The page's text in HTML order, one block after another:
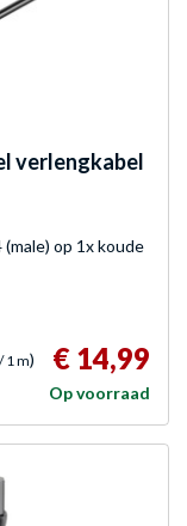
verlengkabel
op 1x koude
/ 1 m) € 14,99
Op voorraad